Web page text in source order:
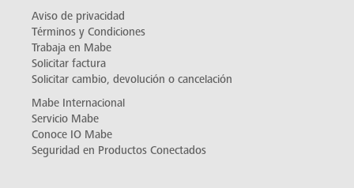
Aviso de privacidad
Términos y Condiciones
Trabaja en Mabe
Solicitar factura
Solicitar cambio, devolución o cancelación
Mabe Internacional
Servicio Mabe
Conoce IO Mabe
Seguridad en Productos Conectados